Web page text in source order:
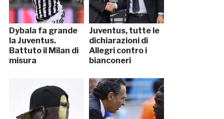
Dybala fa grande
la Juventus.
Battuto il Milan di
misura
Juventus, tutte le
dichiarazioni di
Allegri contro i
bianconeri